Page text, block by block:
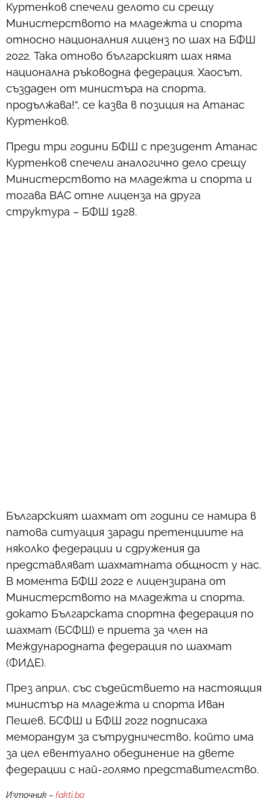
Куртенков спечели делото си срещу
Министерството на младежта и спорта
относно националния лиценз по шах на БФШ
2022. Така отново българският шах няма
национална ръководна федерация. Хаосът,
създаден от министъра на спорта,
продължава!“, се казва в позиция на Атанас
Куртенков.
Преди три години БФШ с президент Атанас
Куртенков спечели аналогично дело срещу
Министерството на младежта и спорта и
тогава ВАС отне лиценза на друга
структура – БФШ 1928.
Българският шахмат от години се намира в
патова ситуация заради претенциите на
няколко федерации и сдружения да
представляват шахматната общност у нас.
В момента БФШ 2022 е лицензирана от
Министерството на младежта и спорта,
докато Българската спортна федерация по
шахмат (БСФШ) е приета за член на
Международната федерация по шахмат
(ФИДЕ).
През април, със съдействието на настоящия
министър на младежта и спорта Иван
Пешев, БСФШ и БФШ 2022 подписаха
меморандум за сътрудничество, който има
за цел евентуално обединение на двете
федерации с най-голямо представителство.
Източник – fakti.bg